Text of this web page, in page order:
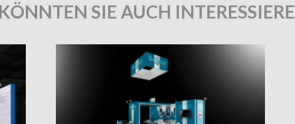
SIE AUCH